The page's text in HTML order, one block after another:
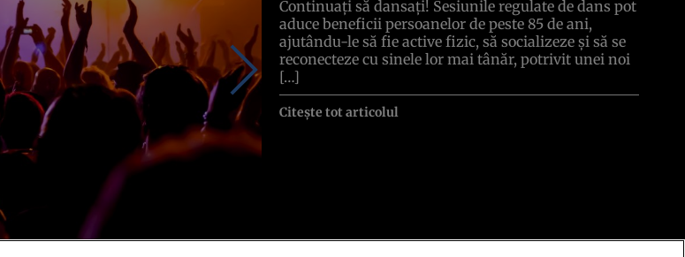
Continuați să dansați! Sesiunile regulate de dans pot
aduce beneficii persoanelor de peste 85 de ani,
ajutându-le să fie active fizic, să socializeze și să se
reconecteze cu sinele lor mai tânăr, potrivit unei noi
[…]
Citește tot articolul